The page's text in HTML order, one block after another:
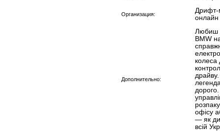
Организация:
Дрифт-
онлайн
Дополнительно:
Любиш
BMW
колеса
офісу
— як
всій